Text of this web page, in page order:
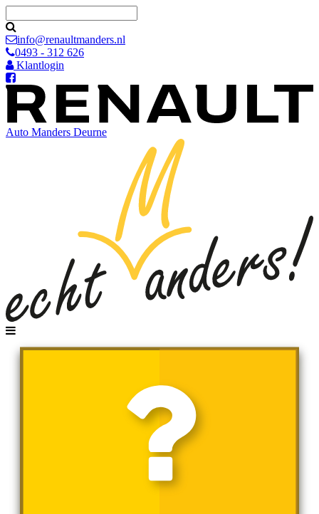
info@renaultmanders.nl
0493 - 312 626
Klantlogin
Auto Manders Deurne